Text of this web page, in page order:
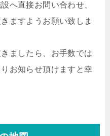
へ直接お問い合わせ、
ますようお願い致しま
ましたら、お手数では
お知らせ頂けますと幸